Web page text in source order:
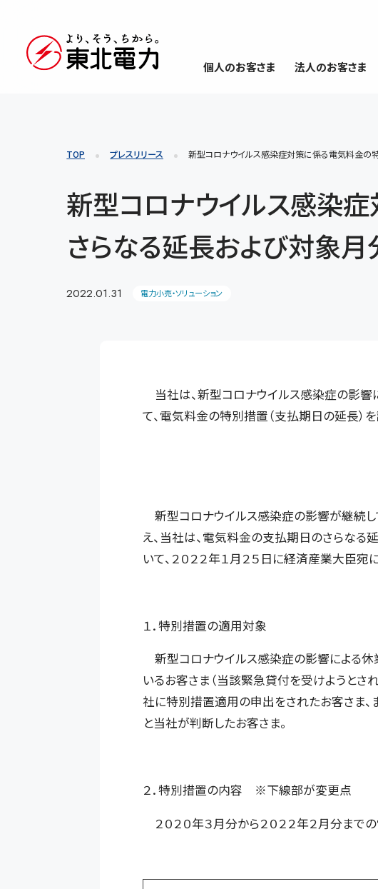
個人のお客さま 法人のお客さま
TOP プレスリリース 新型コロナウイルス感染症対策に係る電気料金の
新型コロナウイルス感染
さらなる延長および対象月
2022.01.31 電力小売・ソリューション
当社は、新型コロナウイルス感染症の影
て、電気料金の特別措置（支払期日の延長）を
新型コロナウイルス感染症の影響が継続
え、当社は、電気料金の支払期日のさらな
いて、２０２２年１月２５日に経済産業大臣宛
１．特別措置の適用対象
新型コロナウイルス感染症の影響による
いるお客さま（当該緊急貸付を受けようとさ
社に特別措置適用の申出をされたお客さま
と当社が判断したお客さま。
２．特別措置の内容 ※下線部が変更点
２０２０年３月分から２０２２年２月分ま